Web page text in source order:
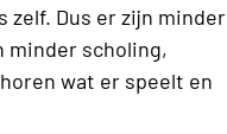
zelf. Dus er zijn minder
minder scholing,
wat er speelt en